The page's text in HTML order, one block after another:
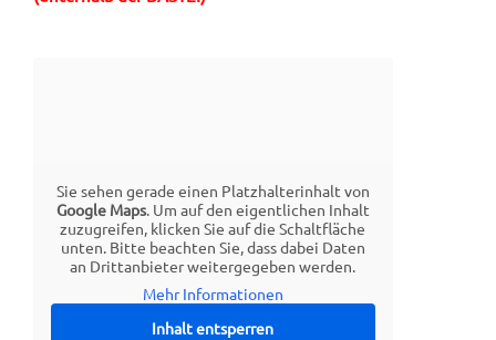
Sie sehen gerade einen Platzhalterinhalt von
Google Maps. Um auf den eigentlichen Inhalt
zuzugreifen, klicken Sie auf die Schaltfläche
unten. Bitte beachten Sie, dass dabei Daten
an Drittanbieter weitergegeben werden.
Mehr Informationen
Inhalt entsperren